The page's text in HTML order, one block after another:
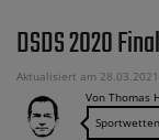
DSDS 2020
Aktualisiert am
Von Thomas